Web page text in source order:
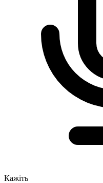
Кажіть